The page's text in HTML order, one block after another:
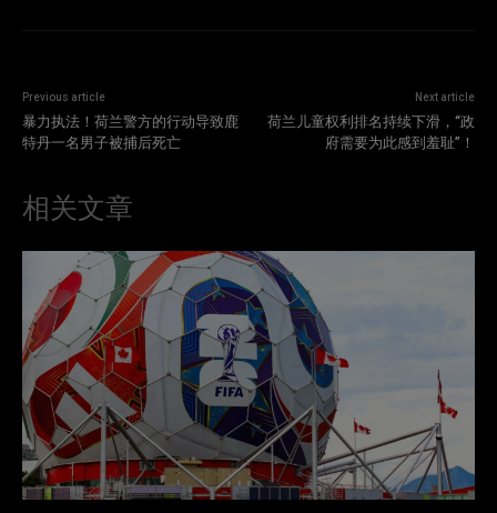
Previous article
暴力执法！荷兰警方的行动导致鹿
特丹一名男子被捕后死亡
Next article
荷兰儿童权利排名持续下滑，“政
府需要为此感到羞耻”！
相关文章